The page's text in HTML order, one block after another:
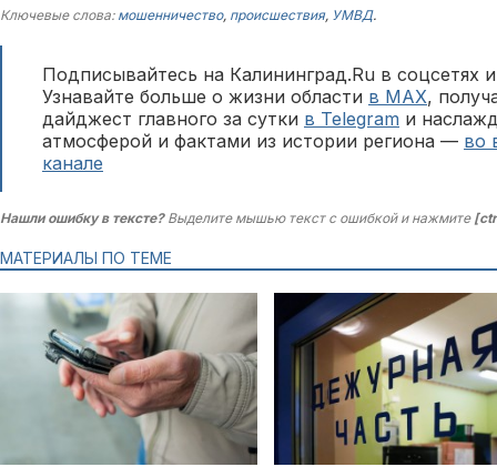
Ключевые слова: мошенничество, происшествия, УМВД.
Подписывайтесь на Калининград.Ru в соцсетях
Узнавайте больше о жизни области в MAX,
дайджест главного за сутки в Telegram и
атмосферой и фактами из истории региона — во
канале
Нашли ошибку в тексте?Выделите мышью текст с ошибкой и нажмите
МАТЕРИАЛЫ ПО ТЕМЕ